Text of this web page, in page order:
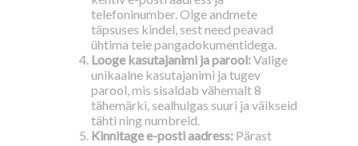
telefoninumber. Olge andmete
täpsuses kindel, sest need peavad
ühtima teie pangadokumentidega.
Looge kasutajanimi ja parool:Valige
unikaalne kasutajanimi ja tugev
parool, mis sisaldab vähemalt 8
tähemärki, sealhulgas suuri ja väikseid
tähti ning numbreid.
Kinnitage e-posti aadress: Pärast